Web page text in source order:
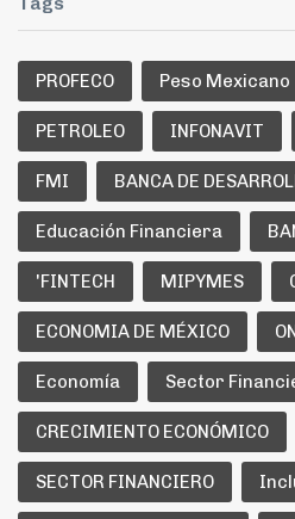
PROFECO Peso Mexicano
PETROLEO INFONAVIT
FMI BANCA DE
Educación Financiera
'FINTECH MIPYMES
ECONOMIA DE MÉXICO
Economía Sector
CRECIMIENTO ECONÓMICO
SECTOR FINANCIERO